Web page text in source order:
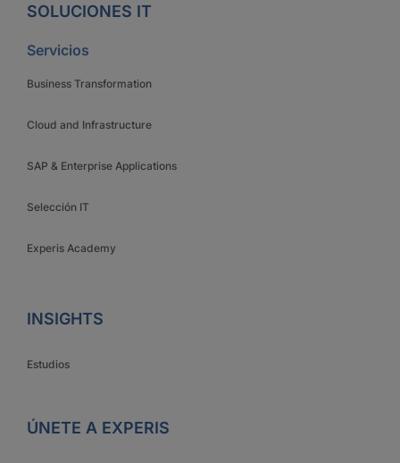
SOLUCIONES IT
Servicios
Business Transformation
Cloud and Infrastructure
SAP & Enterprise Applications
Selección IT
Experis Academy
INSIGHTS
Estudios
ÚNETE A EXPERIS